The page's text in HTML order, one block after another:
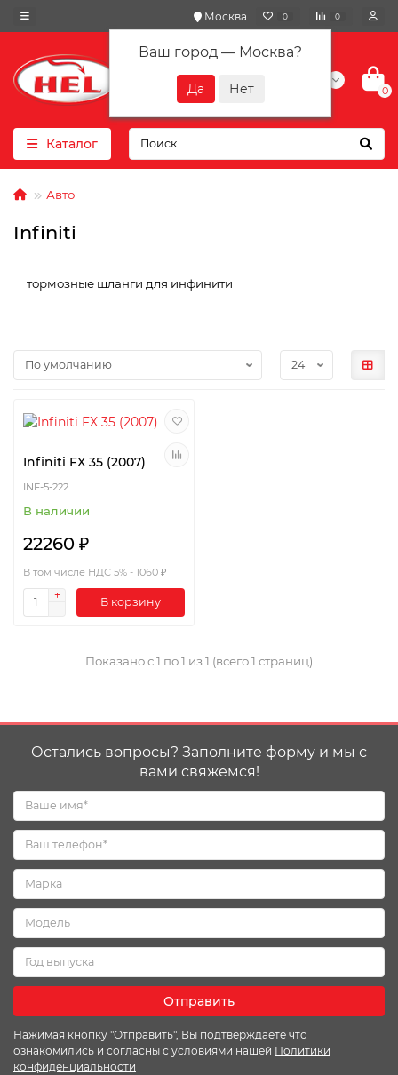
Москва
Ваш город — Москва?
0 0
+7(901) 417-10-01
0
Каталог
Авто
Infiniti
тормозные шланги для инфинити
Infiniti FX 35 (2007)
INF-5-222
В наличии
22260 ₽
В том числе НДС 5% - 1060 ₽
В корзину
Показано с 1 по 1 из 1 (всего 1 страниц)
Остались вопросы? Заполните форму и мы с
вами свяжемся!
Отправить
Нажимая кнопку "Отправить", Вы подтверждаете что
ознакомились и согласны с условиями нашей Политики
конфиденциальности